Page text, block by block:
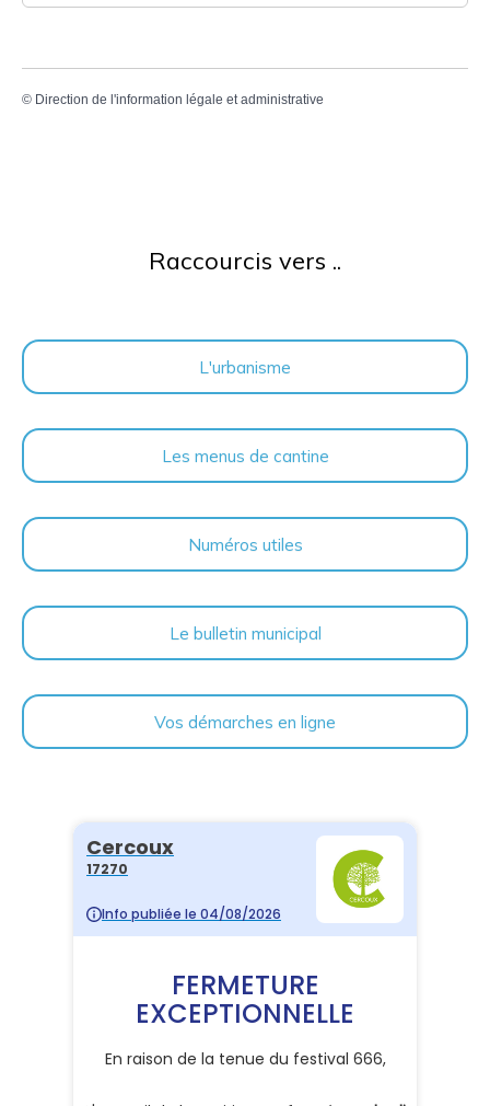
© Direction de l'information légale et administrative
Raccourcis vers ..
L'urbanisme
Les menus de cantine
Numéros utiles
Le bulletin municipal
Vos démarches en ligne